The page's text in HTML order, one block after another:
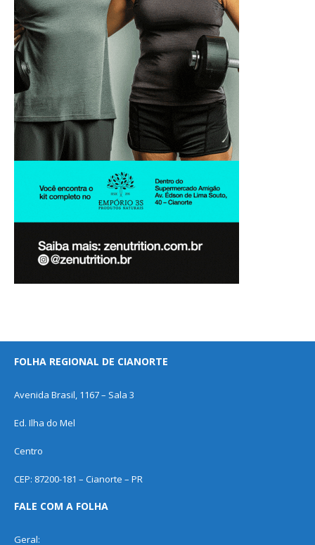
FOLHA REGIONAL DE CIANORTE
Avenida Brasil, 1167 – Sala 3
Ed. Ilha do Mel
Centro
CEP: 87200-181 – Cianorte – PR
FALE COM A FOLHA
Geral: